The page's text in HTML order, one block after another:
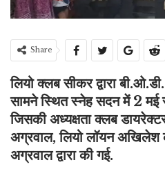
Share
लियो क्लब सीकर द्वारा
सामने स्थित स्नेह सदन में 2 मई
जिसकी अध्यक्षता क्लब
अग्रवाल, लियो लॉयन अखिलेश
अग्रवाल द्वारा की गई.